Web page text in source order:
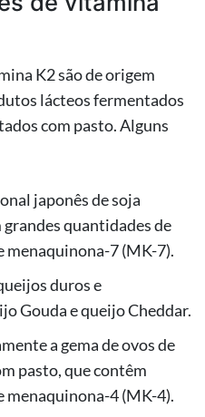
K2 são de origem
lácteos fermentados
com pasto. Alguns
japonês de soja
quantidades de
menaquinona-7 (MK-7).
duros e
Gouda e queijo Cheddar.
a gema de ovos de
pasto, que contêm
menaquinona-4 (MK-4).